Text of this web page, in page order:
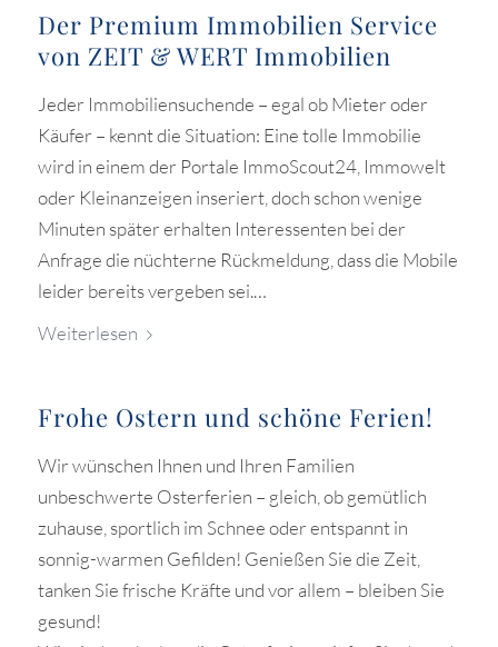
Der Premium Immobilien Service
von ZEIT & WERT Immobilien
Jeder Immobiliensuchende – egal ob Mieter oder
Käufer – kennt die Situation: Eine tolle Immobilie
wird in einem der Portale ImmoScout24, Immowelt
oder Kleinanzeigen inseriert, doch schon wenige
Minuten später erhalten Interessenten bei der
Anfrage die nüchterne Rückmeldung, dass die Mobile
leider bereits vergeben sei.…
Weiterlesen
Frohe Ostern und schöne Ferien!
Wir wünschen Ihnen und Ihren Familien
unbeschwerte Osterferien – gleich, ob gemütlich
zuhause, sportlich im Schnee oder entspannt in
sonnig-warmen Gefilden! Genießen Sie die Zeit,
tanken Sie frische Kräfte und vor allem – bleiben Sie
gesund!